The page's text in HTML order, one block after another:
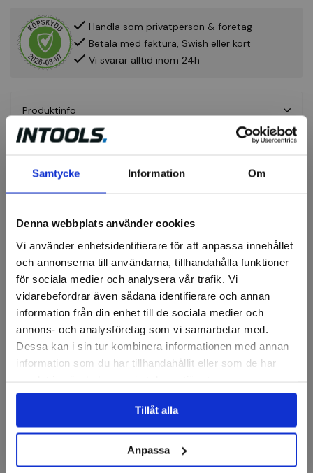
Samtycke Information Om
Denna webbplats använder cookies
Vi använder enhetsidentifierare för att anpassa innehållet
och annonserna till användarna, tillhandahålla funktioner
för sociala medier och analysera vår trafik. Vi
vidarebefordrar även sådana identifierare och annan
information från din enhet till de sociala medier och
annons- och analysföretag som vi samarbetar med.
Dessa kan i sin tur kombinera informationen med annan
information som du har tillhandahållit eller som de har
Tillåt alla
Anpassa
Handla som privatperson & företag
Betala med faktura, Swish eller kort
Vi svarar alltid inom 24h
Produktinfo
Fråga om produkt
Recensioner
Lamellrondeller
Lamellrondell, Konvex,
A60
Finns i fler varianter